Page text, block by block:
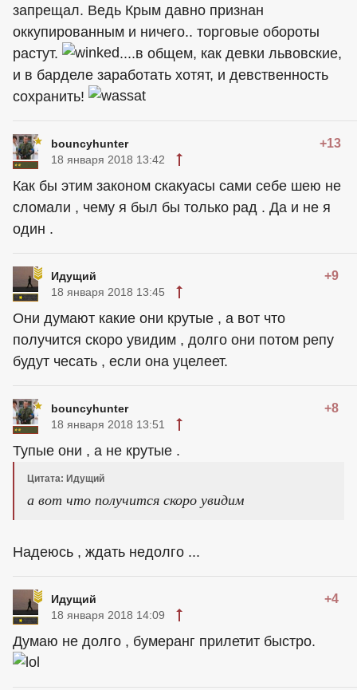
запрещал. Ведь Крым давно признан
оккупированным и ничего.. торговые обороты
растут.
....в общем, как девки львовские,
и в барделе заработать хотят, и девственность
сохранить!
bouncyhunter +13
18 января 2018 13:42
Как бы этим законом скакуасы сами себе шею не
сломали , чему я был бы только рад . Да и не я
один .
Идущий +9
18 января 2018 13:45
Они думают какие они крутые , а вот что
получится скоро увидим , долго они потом репу
будут чесать , если она уцелеет.
bouncyhunter +8
18 января 2018 13:51
Тупые они , а не крутые .
Цитата: Идущий
а вот что получится скоро увидим
Надеюсь , ждать недолго ...
Идущий +4
18 января 2018 14:09
Думаю не долго , бумеранг прилетит быстро.